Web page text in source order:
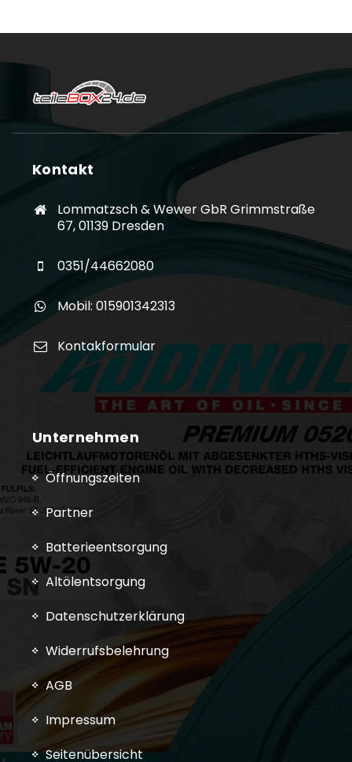
Kontakt
Lommatzsch & Wewer GbR Grimmstraße
67, 01139 Dresden
0351/44662080
Mobil: 015901342313
Kontakformular
Unternehmen
Öffnungszeiten
Partner
Batterieentsorgung
Altölentsorgung
Datenschutzerklärung
Widerrufsbelehrung
AGB
Impressum
Seitenübersicht